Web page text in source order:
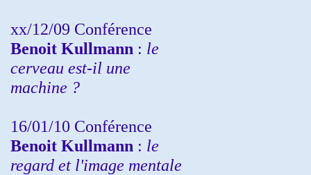
xx/12/09 Conférence
Benoit Kullmann : le
cerveau est-il une
machine ?
16/01/10 Conférence
Benoit Kullmann : le
regard et l'image mentale